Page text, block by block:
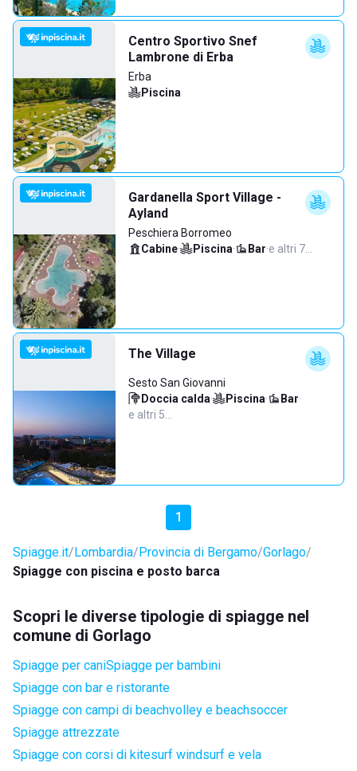
Centro Sportivo Snef
Lambrone di Erba
Erba
Piscina
Gardanella Sport Village -
Ayland
Peschiera Borromeo
Cabine· Piscina· Bar·e altri 7…
The Village
Sesto San Giovanni
Doccia calda· Piscina· Bar·
e altri 5…
1
Spiagge.it Lombardia Provincia di Bergamo Gorlago
Spiagge con piscina e posto barca
Scopri le diverse tipologie di spiagge nel
comune di Gorlago
Spiagge per caniSpiagge per bambini
Spiagge con bar e ristorante
Spiagge con campi di beachvolley e beachsoccer
Spiagge attrezzate
Spiagge con corsi di kitesurf windsurf e vela